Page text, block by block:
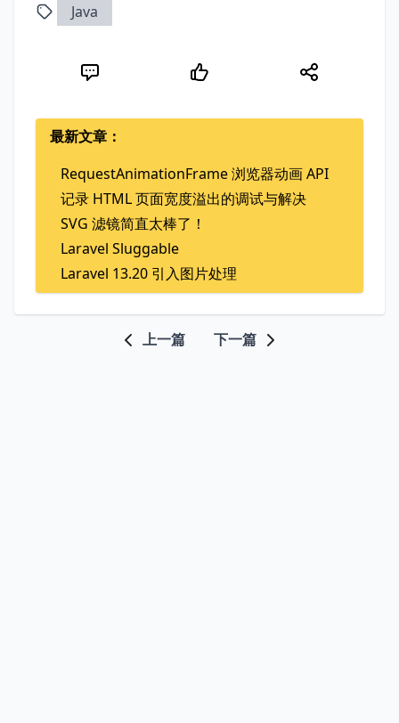
Java
最新文章：
RequestAnimationFrame 浏览器动画 API
记录 HTML 页面宽度溢出的调试与解决
SVG 滤镜简直太棒了！
Laravel Sluggable
Laravel 13.20 引入图片处理
上一篇 下一篇